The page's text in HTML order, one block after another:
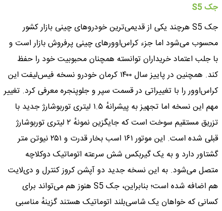
جک S5
جک S5 هرچند یکی از قدیمی‌ترین خودروهای چینی بازار کشور
محسوب می‌شود اما جزء کراس‌اوورهای چینی پرفروش بازار است و
با جلب اعتماد خریداران توانسته همچنان محبوبیت خود را حفظ
کند. همچنین در پاییز سال ۱۴۰۰ کرمان خودرو نسخه فیس‌لیفت این
کراس‌اوور را با تغییراتی در قسمت سپر و جلوپنجره معرفی کرد. تغییر
مهم این نسخه اما تجهیز به پیشرانهٔ ۱.۵ لیتری توربوشارژ جدید با
تزریق مستقیم سوخت است که جایگزین نمونهٔ ۲ لیتری توربوشارژ
قبلی شده است. این موتور ۱۶۱ اسب بخار قدرت و ۲۵۱ نیوتن متر
گشتاور دارد و به یک گیربکس شش سرعته اتوماتیک دوکلاچه
متصل می‌شود. به این نسخه جدید دو آپشن کروز کنترل و دی‌لایت
هم اضافه شده است؛ بنابراین، جک S5 هنوز هم می‌تواند برای
کسانی که خواهان یک شاسی‌بلند اتوماتیک هستند گزینهٔ مناسبی